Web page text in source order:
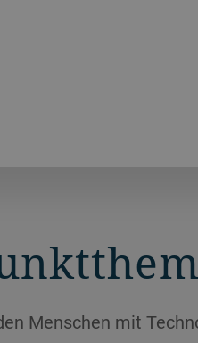
Menschen mit